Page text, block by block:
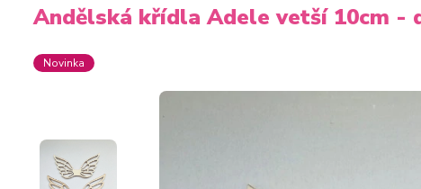
Andělská křídla Adele vetší 10cm -
Novinka